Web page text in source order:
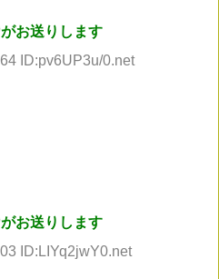
お送りします
ID:pv6UP3u/0.net
お送りします
ID:LIYq2jwY0.net